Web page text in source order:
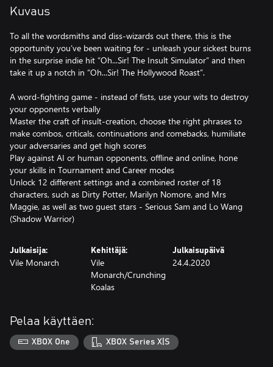
Kuvaus
To all the wordsmiths and diss-wizards out there, this is the
opportunity you’ve been waiting for - unleash your sickest burns
in the surprise indie hit “Oh...Sir! The Insult Simulator” and then
take it up a notch in “Oh...Sir! The Hollywood Roast”.
A word-fighting game - instead of fists, use your wits to destroy
your opponents verbally
Master the craft of insult-creation, choose the right phrases to
make combos, criticals, continuations and comebacks, humiliate
your adversaries and get high scores
Play against AI or human opponents, offline and online, hone
your skills in Tournament and Career modes
Unlock 12 different settings and a combined roster of 18
characters, such as Dirty Potter, Marilyn Nomore, and Mrs
Maggie, as well as two guest stars - Serious Sam and Lo Wang
(Shadow Warrior)
Julkaisija:
Vile Monarch
Kehittäjä:
Vile
Monarch/Crunching
Koalas
Julkaisupäivä
24.4.2020
Pelaa käyttäen:
XBOX One XBOX Series X|S